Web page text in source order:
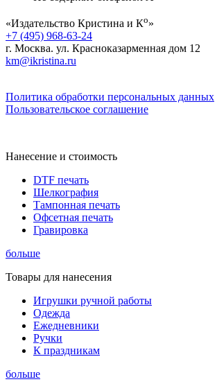
«Издательство Кристина и Ко»
+7 (495) 968-63-24
г. Москва. ул. Красноказарменная дом 12
km@ikristina.ru
Политика обработки персональных данных
Пользовательское соглашение
Нанесение и стоимость
DTF печать
Шелкография
Тампонная печать
Офсетная печать
Гравировка
больше
Товары для нанесения
Игрушки ручной работы
Одежда
Ежедневники
Ручки
К праздникам
больше